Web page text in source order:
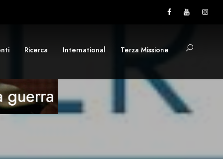
Ricerca International Terza Missione